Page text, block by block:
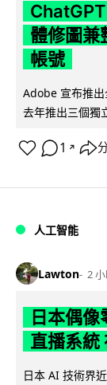
體修圖兼
帳號
Adobe 宣布推
去年推出三個
1 ↗
人工智能
Lawton 2
日本偶
直播系統
日本 AI 技術界